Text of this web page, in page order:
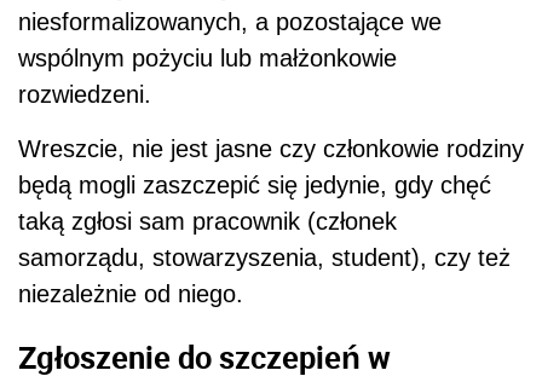
niesformalizowanych, a pozostające we
wspólnym pożyciu lub małżonkowie
rozwiedzeni.
Wreszcie, nie jest jasne czy członkowie rodziny
będą mogli zaszczepić się jedynie, gdy chęć
taką zgłosi sam pracownik (członek
samorządu, stowarzyszenia, student), czy też
niezależnie od niego.
Zgłoszenie do szczepień w